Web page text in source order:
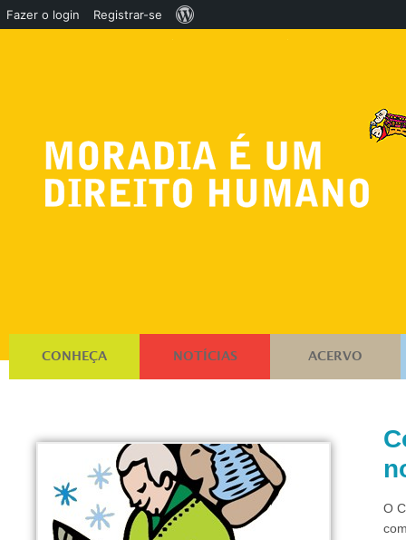
CONHEÇA NOTÍCIAS ACERVO
O
Fazer o login Registrar-se